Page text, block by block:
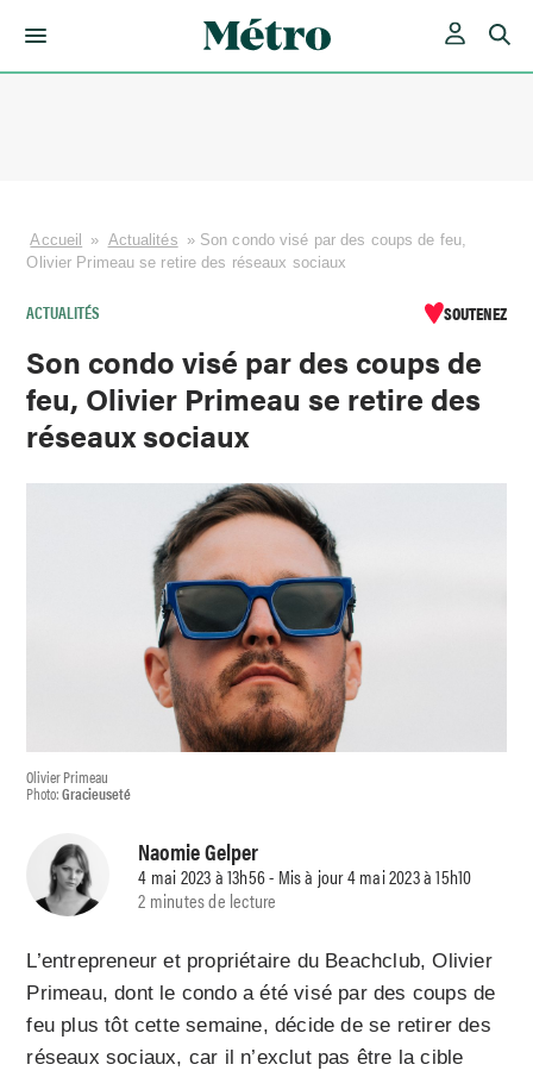
Accueil » Actualités » Son condo visé par des coups de feu,
Olivier Primeau se retire des réseaux sociaux
ACTUALITÉS SOUTENEZ
Son condo visé par des coups de
feu, Olivier Primeau se retire des
réseaux sociaux
Olivier Primeau
Photo:Gracieuseté
Naomie Gelper
4 mai 2023 à 13h56 - Mis à jour 4 mai 2023 à 15h10
2 minutes de lecture
L’entrepreneur et propriétaire du Beachclub, Olivier
Primeau, dont le condo a été visé par des coups de
feu plus tôt cette semaine, décide de se retirer des
réseaux sociaux, car il n’exclut pas être la cible